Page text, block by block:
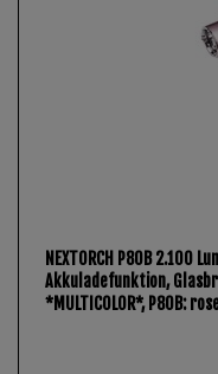
NEXTORCH P80B 2.100
Akkuladefunktion,
*MULTICOLOR*, P80B: